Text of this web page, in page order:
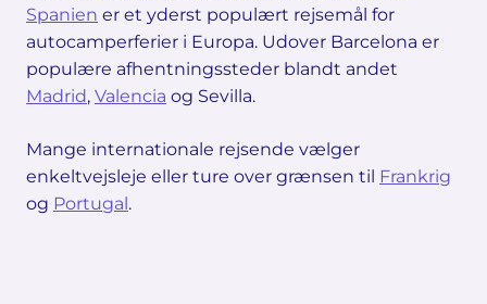
Spanien er et yderst populært rejsemål for
autocamperferier i Europa. Udover Barcelona er
populære afhentningssteder blandt andet
Madrid, Valencia og Sevilla.
Mange internationale rejsende vælger
enkeltvejsleje eller ture over grænsen til Frankrig
og Portugal.